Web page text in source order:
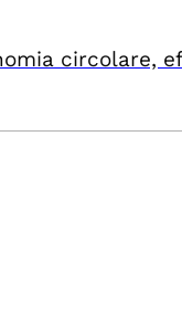
circolare,